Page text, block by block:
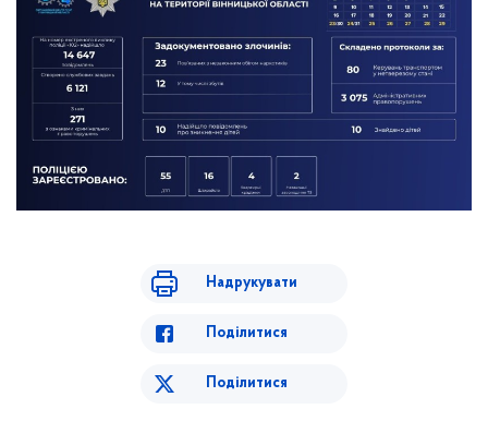
Надрукувати
Поділитися
Поділитися